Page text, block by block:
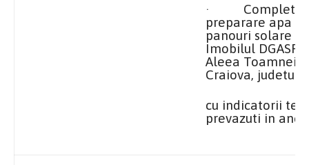
·
preparare apa
panouri solare la
Imobilul
Aleea Toamnei
Craiova, judetul
cu indicatorii
prevazuti in